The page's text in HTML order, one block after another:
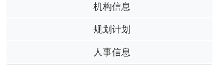
机构信息
规划计划
人事信息